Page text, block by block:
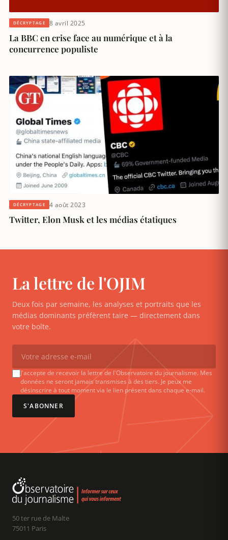
DÉCRYPTAGE 8 avril 2025
La BBC en crise face au numérique et à la
concurrence populiste
DÉCRYPTAGE 4 août 2023
Twitter, Elon Musk et les médias étatiques
La lettre de l'OJIM
Deux fois par semaine, les analyses et portraits que les
médias dominants préfèrent taire — directement dans
votre boîte.
J'accepte de recevoir la lettre de l'Observatoire du journalisme. Mes
données ne seront jamais transmises à des tiers. Je peux me
désinscrire à tout moment via le lien présent dans chaque e-mail.
S'ABONNER
50 ter rue de Malte
75011 Paris